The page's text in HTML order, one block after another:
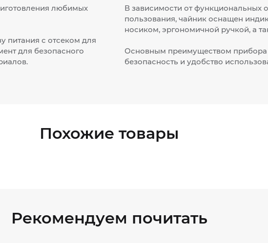
любимых
питания с отсеком для
для безопасного
В зависимости от функциональных
пользования, чайник оснащен
носиком, эргономичной ручкой, а
Основным преимуществом прибора
безопасность и удобство
Похожие товары
Рекомендуем почитать